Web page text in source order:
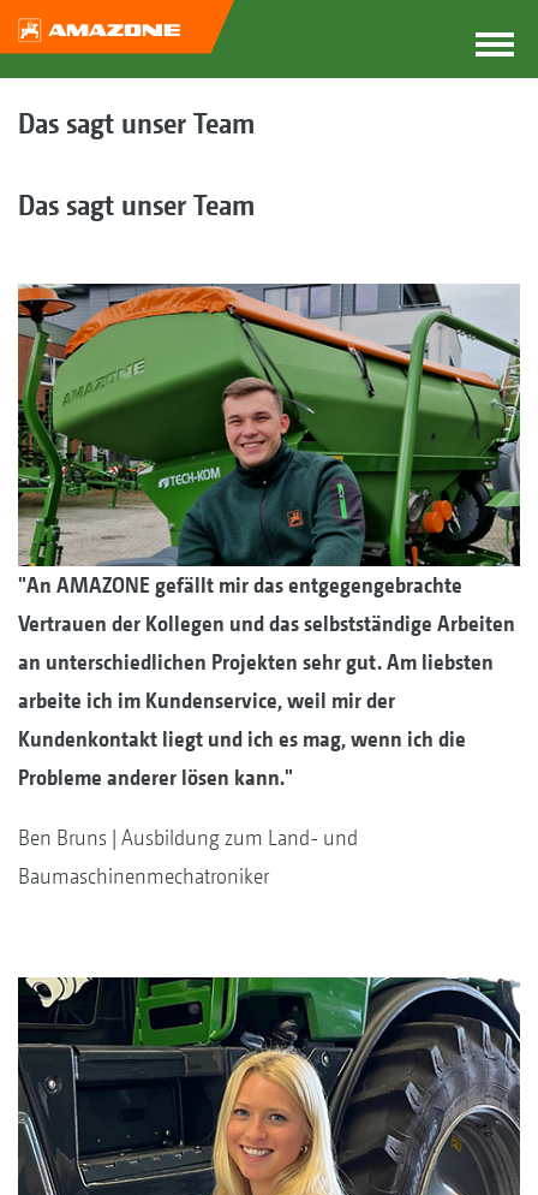
Das sagt unser Team
Das sagt unser Team
"An AMAZONE gefällt mir das entgegengebrachte
Vertrauen der Kollegen und das selbstständige Arbeiten
an unterschiedlichen Projekten sehr gut. Am liebsten
arbeite ich im Kundenservice, weil mir der
Kundenkontakt liegt und ich es mag, wenn ich die
Probleme anderer lösen kann."
Ben Bruns | Ausbildung zum Land- und
Baumaschinenmechatroniker